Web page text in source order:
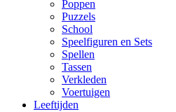
Poppen
Puzzels
School
Speelfiguren en Sets
Spellen
Tassen
Verkleden
Voertuigen
Leeftijden